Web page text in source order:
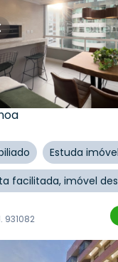
•
1047 -
RS
Encantado, Zona
Estuda
facilitada, imóvel
931082